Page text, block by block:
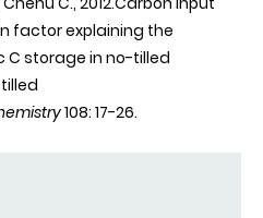
factor explaining the
C storage in no-tilled
108: 17-26.